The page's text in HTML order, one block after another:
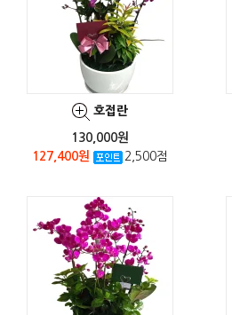
호접란
130,000원
127,400원
2,500점